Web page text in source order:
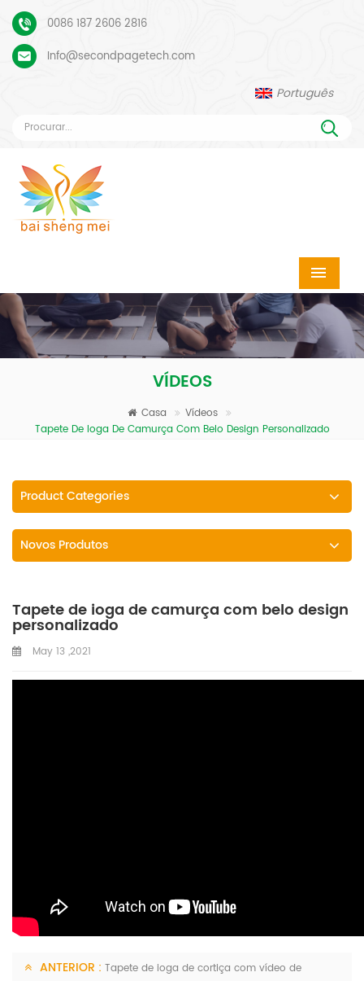
0086 187 2606 2816
Info@secondpagetech.com
Português
VÍDEOS
Casa
Vídeos
Tapete De Ioga De Camurça Com Belo Design Personalizado
Product Categories
Novos Produtos
Tapete de ioga de camurça com belo design
personalizado
May 13 ,2021
ANTERIOR : Tapete de ioga de cortiça com vídeo de